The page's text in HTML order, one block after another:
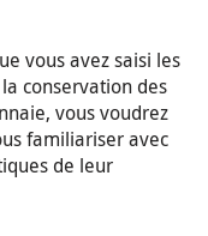
vous avez saisi les
conservation des
vous voudrez
familiariser avec
de leur